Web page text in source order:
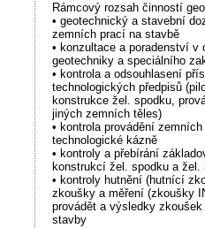
Rámcový rozsah činností
• geotechnický a stavební
zemních prací na stavbě
• konzultace a poradenství v
geotechniky a speciálního
• kontrola a odsouhlasení
technologických předpisů
konstrukce žel. spodku,
jiných zemních těles)
• kontrola provádění
technologické kázně
• kontroly a přebírání
konstrukcí žel. spodku a žel.
• kontroly hutnění (hutnící
zkoušky a měření (zkoušky
provádět a výsledky
stavby